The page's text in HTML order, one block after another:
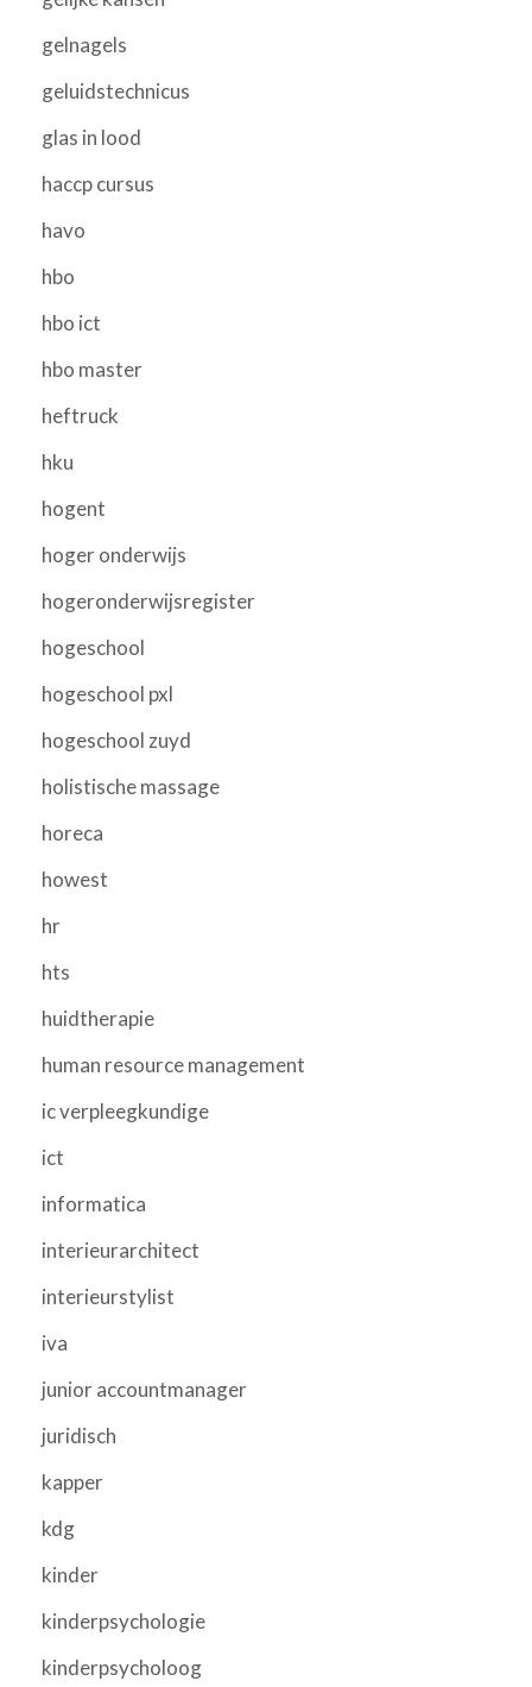
gelnagels
geluidstechnicus
glas in lood
haccp cursus
havo
hbo
hbo ict
hbo master
heftruck
hku
hogent
hoger onderwijs
hogeronderwijsregister
hogeschool
hogeschool pxl
hogeschool zuyd
holistische massage
horeca
howest
hr
hts
huidtherapie
human resource management
ic verpleegkundige
ict
informatica
interieurarchitect
interieurstylist
iva
junior accountmanager
juridisch
kapper
kdg
kinder
kinderpsychologie
kinderpsycholoog